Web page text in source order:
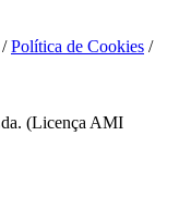
/Política de Cookies /
(Licença AMI